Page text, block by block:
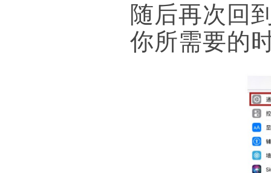
随后再次回
你所需要的